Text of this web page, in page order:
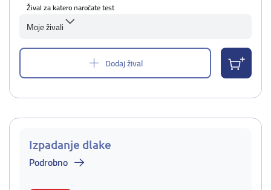
Žival za katero naročate test
Moje živali
Dodaj žival
Izpadanje dlake
Podrobno